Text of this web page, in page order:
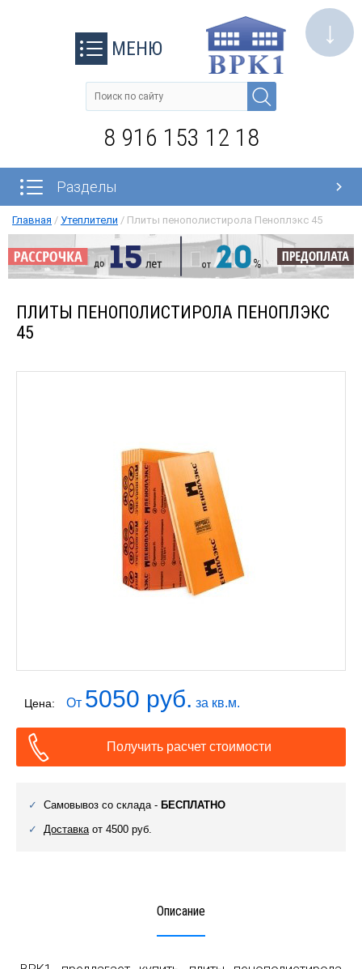
↓
МЕНЮ
8 916 153 12 18
Разделы
Главная / Утеплители / Плиты пенополистирола Пеноплэкс 45
ПЛИТЫ ПЕНОПОЛИСТИРОЛА ПЕНОПЛЭКС
45
Цена: От 5050 руб. за кв.м.
Получить расчет стоимости
Самовывоз со склада - БЕСПЛАТНО
Доставкаот 4500 руб.
Описание